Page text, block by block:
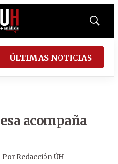
Mostrar
ÚLTIMAS NOTICIAS
acompaña
Por Redacción ÚH